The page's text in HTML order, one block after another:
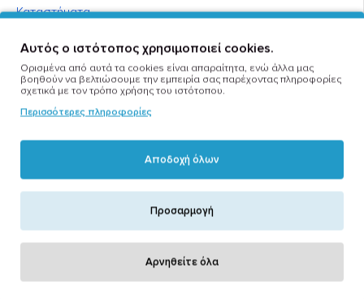
Καταστήματα
Business guide
Σύμβουλος Αγοράς
Έμποροι
Είσοδος
Συχνές ερωτήσεις(εμπόρων)
Διαφημιστείτε στο blackout.gr
Ιδιώτες
Αυτός ο ιστότοπος χρησιμοποιεί cookies.
Ορισμένα από αυτά τα cookies είναι απαραίτητα, ενώ άλλα μας
βοηθούν να βελτιώσουμε την εμπειρία σας παρέχοντας πληροφορίες
σχετικά με τον τρόπο χρήσης του ιστότοπου.
Περισσότερες πληροφορίες
Αποδοχή όλων
Προσαρμογή
Αρνηθείτε όλα